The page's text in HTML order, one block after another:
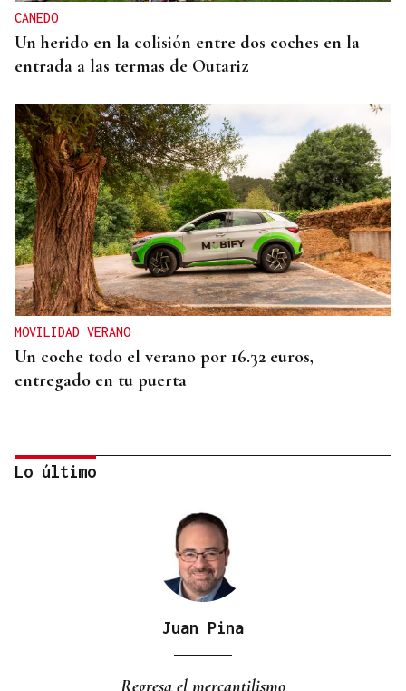
CANEDO
Un herido en la colisión entre dos coches en la
entrada a las termas de Outariz
MOVILIDAD VERANO
Un coche todo el verano por 16.32 euros,
entregado en tu puerta
Lo último
Juan Pina
Regresa el mercantilismo